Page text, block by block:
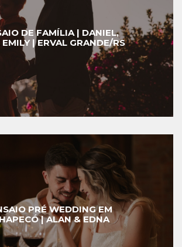
DE FAMÍLIA | DANIEL,
EMILY | ERVAL GRANDE/RS
PRÉ WEDDING EM
| ALAN & EDNA